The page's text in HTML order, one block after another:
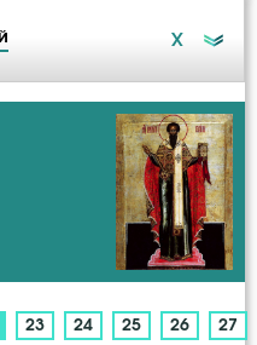
X
23 24 25 26 27